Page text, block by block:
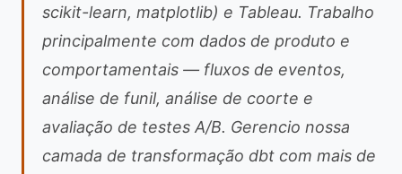
scikit-learn, matplotlib) e Tableau. Trabalho
principalmente com dados de produto e
comportamentais — fluxos de eventos,
análise de funil, análise de coorte e
avaliação de testes A/B. Gerencio nossa
camada de transformação dbt com mais de